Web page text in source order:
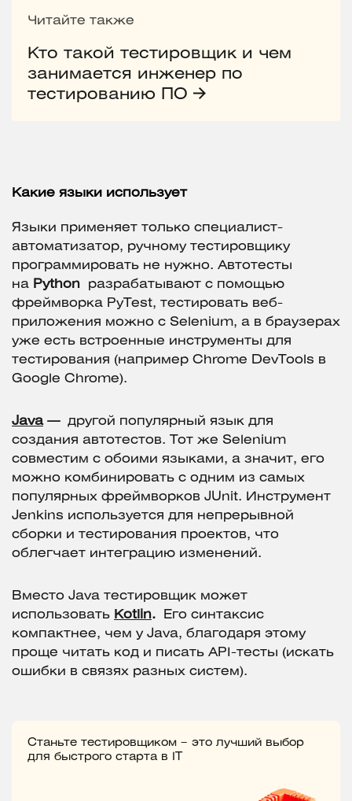
Читайте также
Кто такой тестировщик и чем
занимается инженер по
тестированию ПО
Какие языки использует
Языки применяет только специалист-
автоматизатор, ручному тестировщику
программировать не нужно. Автотесты
на Python
разрабатывают с помощью
фреймворка PyTest, тестировать веб-
приложения можно c Selenium, а в браузерах
уже есть встроенные инструменты для
тестирования (например Chrome DevTools в
Google Chrome).
Java—
другой популярный язык для
создания автотестов. Тот же Selenium
совместим с обоими языками, а значит, его
можно комбинировать с одним из самых
популярных фреймворков JUnit. Инструмент
Jenkins используется для непрерывной
сборки и тестирования проектов, что
облегчает интеграцию изменений.
Вместо Java тестировщик может
использовать Kotlin.
Его синтаксис
компактнее, чем у Java, благодаря этому
проще читать код и писать API-тесты (искать
ошибки в связях разных систем).
Станьте тестировщиком – это лучший выбор
для быстрого старта в IT